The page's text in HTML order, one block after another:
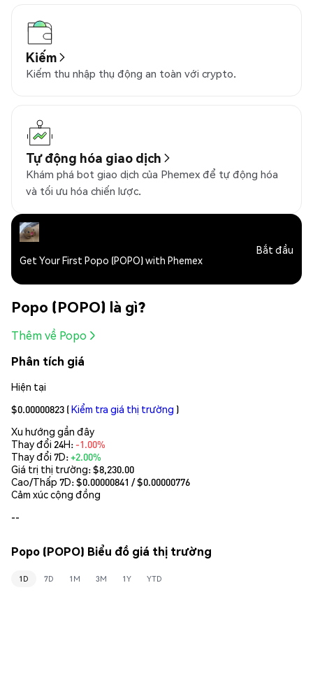
Kiếm
Kiếm thu nhập thụ động an toàn với crypto.
Tự động hóa giao dịch
Khám phá bot giao dịch của Phemex để tự động hóa
và tối ưu hóa chiến lược.
Get Your First Popo (POPO) with Phemex
Bắt đầu
Popo (POPO) là gì?
Thêm về Popo
Phân tích giá
Hiện tại
$0.00000823 (Kiểm tra giá thị trường )
Xu hướng gần đây
Thay đổi 24H: -1.00%
Thay đổi 7D:+2.00%
Giá trị thị trường:$8,230.00
Cao/Thấp 7D: $0.00000841 / $0.00000776
Cảm xúc cộng đồng
--
Popo (POPO) Biểu đồ giá thị trường
1D 7D 1M 3M 1Y YTD